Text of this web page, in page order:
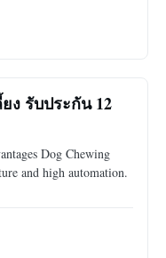
ง รับประกัน 12
Dog Chewing
and high automation.